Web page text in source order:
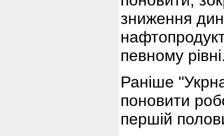
зниження
певному
Раніше
поновити
першій